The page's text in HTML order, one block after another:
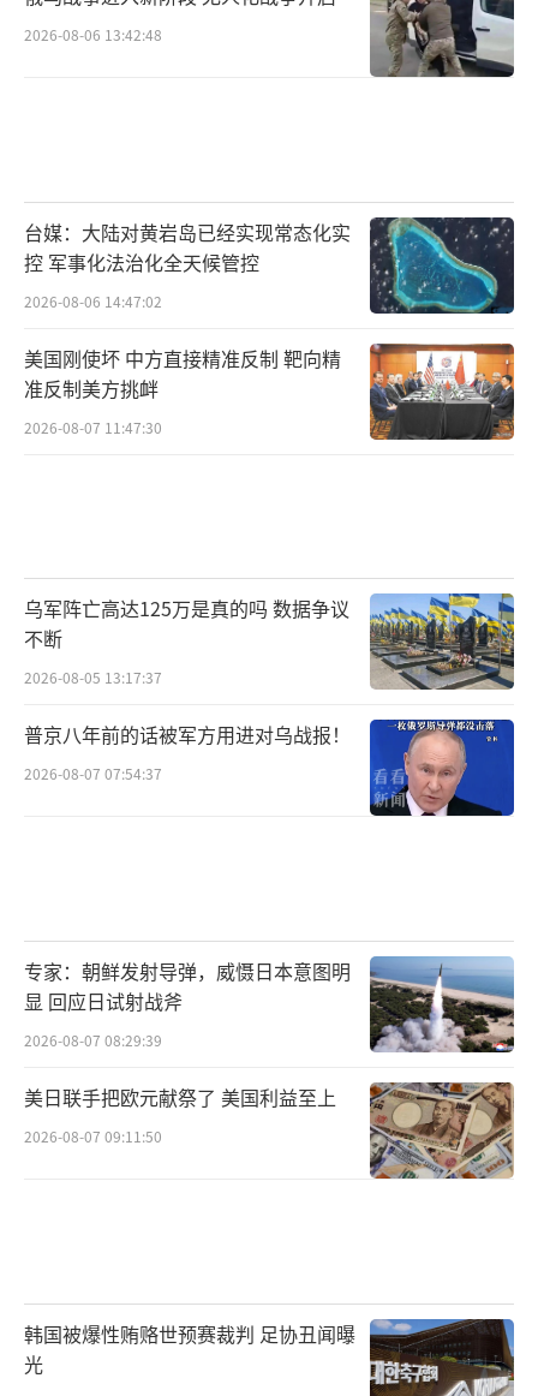
随着这款新型末端防空反导武器完成定型
速导弹，还是低空掠海的战机，都将被这款武
器牢牢拦截在国门之外，守护好我国的每一寸
土地和每一位人民。
现在，全世界都在关注我国这款新型武器
的后续动态，很多国家都对这款武器表现出了
浓厚的兴趣，纷纷称赞我国的国防科技发展速
就是美国最担心的事情，也是我国国防实力提
升的最好证明。
央视亲自曝光这款打码指挥屏的神奇武
器，不仅展示了我国的国防实力，也让全世界
看到了我国的底气和自信。满屏的马赛克藏着
的是我国的核心技术秘密，也藏着解放军守护
脚跟，守护好国家的和平与安宁，让任何国家
都不敢轻易挑衅。
（责任编辑：卢其龙 CM0882）
2026-08-06 13:42:48
台媒：大陆对黄岩岛已经实现常态化实
控 军事化法治化全天候管控
2026-08-06 14:47:02
美国刚使坏 中方直接精准反制 靶向精
准反制美方挑衅
2026-08-07 11:47:30
乌军阵亡高达125万是真的吗 数据争议
不断
2026-08-05 13:17:37
普京八年前的话被军方用进对乌战报！
2026-08-07 07:54:37
专家：朝鲜发射导弹，威慑日本意图明
显 回应日试射战斧
2026-08-07 08:29:39
美日联手把欧元献祭了 美国利益至上
2026-08-07 09:11:50
韩国被爆性贿赂世预赛裁判 足协丑闻曝
光